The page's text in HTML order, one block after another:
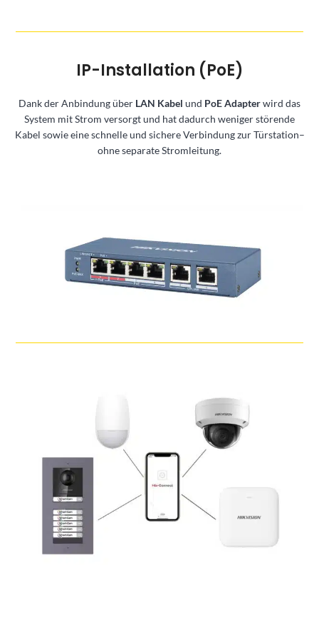
IP-Installation (PoE)
Dank der Anbindung über LAN Kabel und PoE Adapterwird das
System mit Strom versorgt und hat dadurch weniger störende
Kabel sowie eine schnelle und sichere Verbindung zur Türstation–
ohne separate Stromleitung.